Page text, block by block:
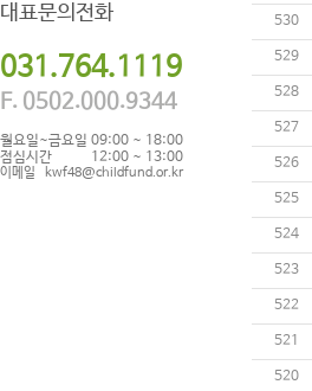
대표문의전화
031.764.1119
F. 0502.000.9344
월요일~금요일
점심시간
09:00 ~ 18:00
12:00 ~ 13:00
이메일 kwf48@childfund.or.kr
530
529
528
527
526
525
524
523
522
521
520